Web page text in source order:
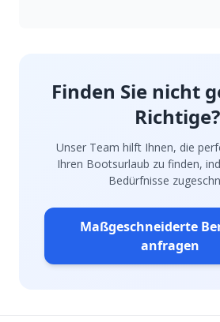
Finden Sie nicht
Richtige?
Unser Team hilft Ihnen, die
Ihren Bootsurlaub zu finden,
Bedürfnisse
Maßgeschneiderte
anfragen